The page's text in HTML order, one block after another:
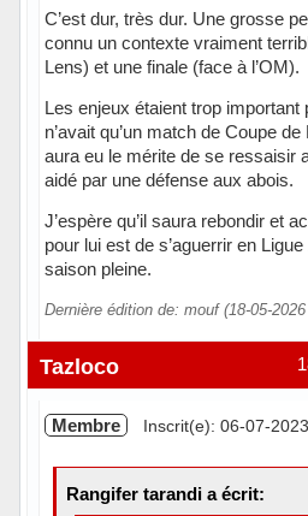
C’est dur, très dur. Une grosse
connu un contexte vraiment
Lens) et une finale (face à l’OM).
Les enjeux étaient trop important
n’avait qu’un match de Coupe
aura eu le mérite de se ressaisir
aidé par une défense aux abois.
J’espère qu’il saura rebondir et
pour lui est de s’aguerrir en
saison pleine.
Dernière édition de: mouf (18-05-
Hors ligne
Tazloco
Membre Inscrit(e): 06-07-2023
Rangifer tarandi a écrit: